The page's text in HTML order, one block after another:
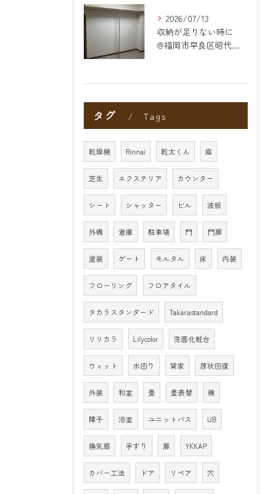
2026/07/13
収納が足りない時に
@福岡市早良区昭代のリフォーム
タグ Tags
乾燥機 Rinnai 乾太くん 庭
芝生 エクステリア カウンター
シート シャッター ビル 波板
外構 倉庫 駐車場 門 門扉
塗装 ゲート モルタル 床 内装
フローリング フロアタイル
タカラスタンダード Takarastandard
リリカラ Lilycolor 洗面化粧台
ウィット 水回り 貸家 原状回復
外装 和室 畳 畳表替 襖
障子 浴室 ユニットバス UB
換気扇 手すり 扉 YKKAP
カバー工法 ドア リペア 穴